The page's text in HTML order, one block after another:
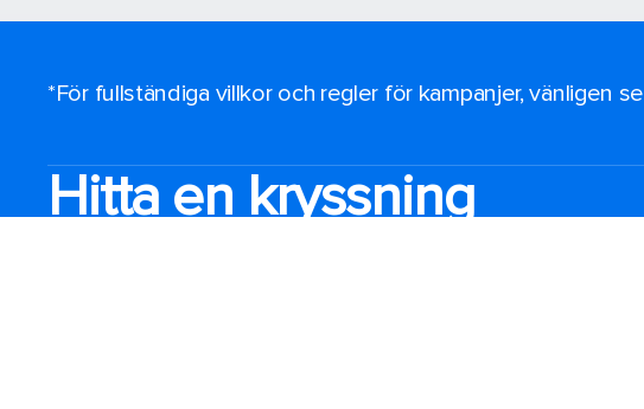
*För fullständiga villkor och regler för kampanjer, vänligen se
Hitta en kryssning